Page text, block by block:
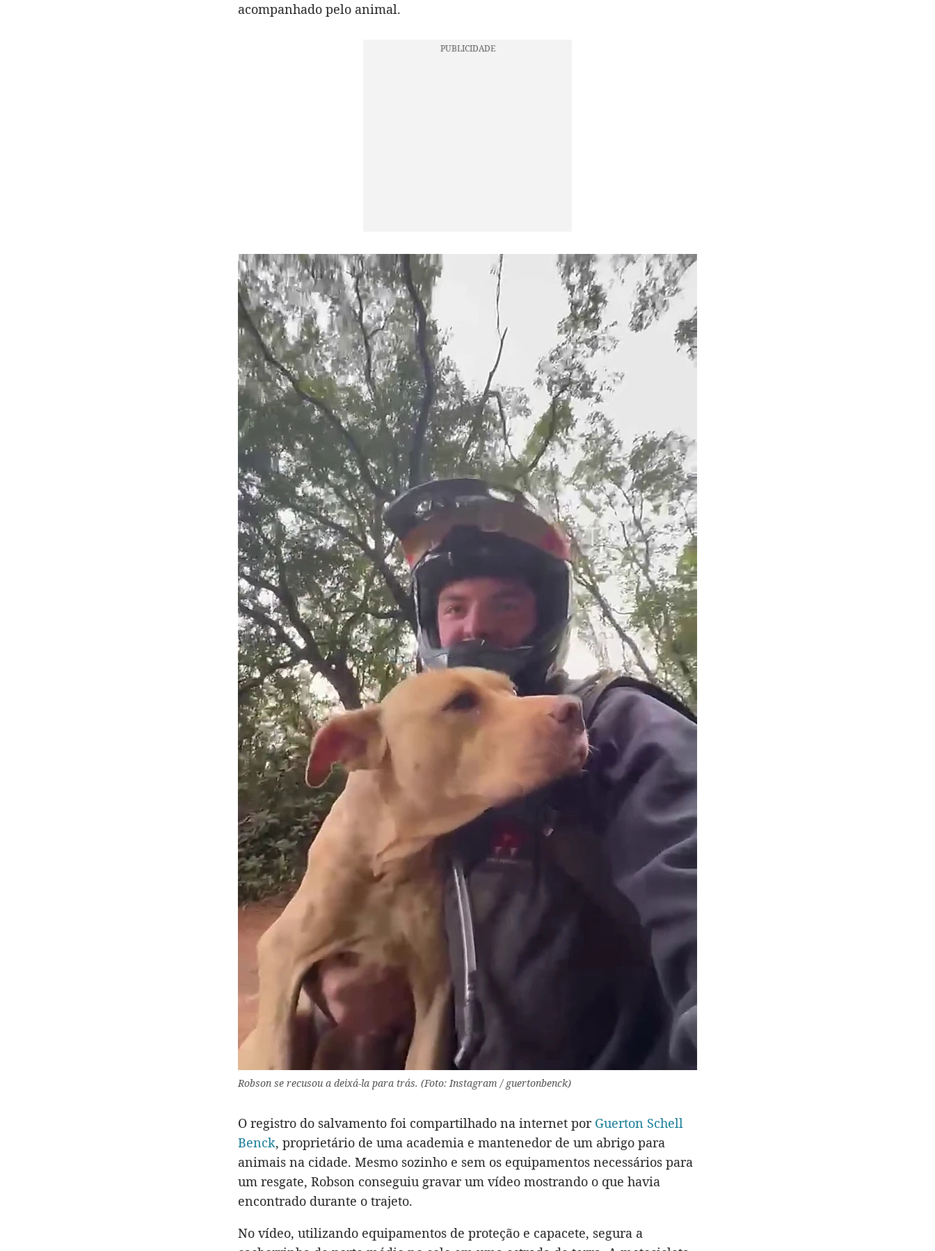
acompanhado pelo animal.
Robson se recusou a deixá-la para trás. (Foto: Instagram / guertonbenck)
O registro do salvamento foi compartilhado na internet por Guerton Schell
Benck, proprietário de uma academia e mantenedor de um abrigo para
animais na cidade. Mesmo sozinho e sem os equipamentos necessários para
um resgate, Robson conseguiu gravar um vídeo mostrando o que havia
encontrado durante o trajeto.
No vídeo, utilizando equipamentos de proteção e capacete, segura a